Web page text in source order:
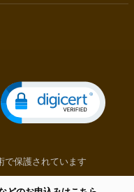
で保護されています